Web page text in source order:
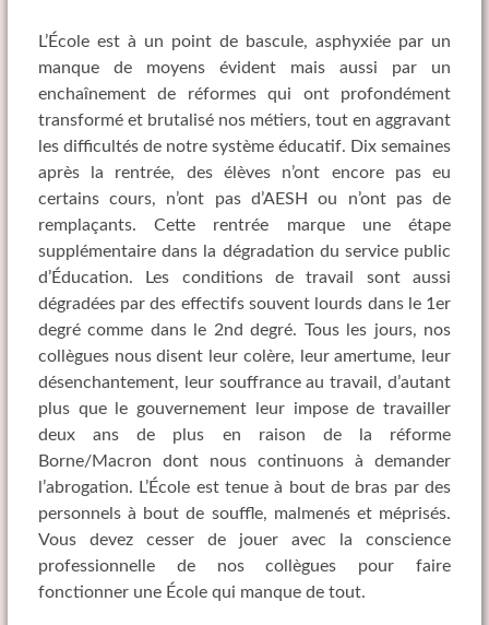
L’École est à un point de bascule, asphyxiée par un
manque de moyens évident mais aussi par un
enchaînement de réformes qui ont profondément
transformé et brutalisé nos métiers, tout en aggravant
les difficultés de notre système éducatif. Dix semaines
après la rentrée, des élèves n’ont encore pas eu
certains cours, n’ont pas d’AESH ou n’ont pas de
remplaçants. Cette rentrée marque une étape
supplémentaire dans la dégradation du service public
d’Éducation. Les conditions de travail sont aussi
dégradées par des effectifs souvent lourds dans le 1er
degré comme dans le 2nd degré. Tous les jours, nos
collègues nous disent leur colère, leur amertume, leur
désenchantement, leur souffrance au travail, d’autant
plus que le gouvernement leur impose de travailler
deux ans de plus en raison de la réforme
Borne/Macron dont nous continuons à demander
l’abrogation. L’École est tenue à bout de bras par des
personnels à bout de souffle, malmenés et méprisés.
Vous devez cesser de jouer avec la conscience
professionnelle de nos collègues pour faire
fonctionner une École qui manque de tout.